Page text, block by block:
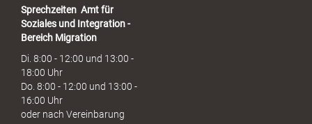
Sprechzeiten Amt für
Soziales und Integration -
Bereich Migration
Di. 8:00 - 12:00 und 13:00 -
18:00 Uhr
Do. 8:00 - 12:00 und 13:00 -
16:00 Uhr
oder nach Vereinbarung